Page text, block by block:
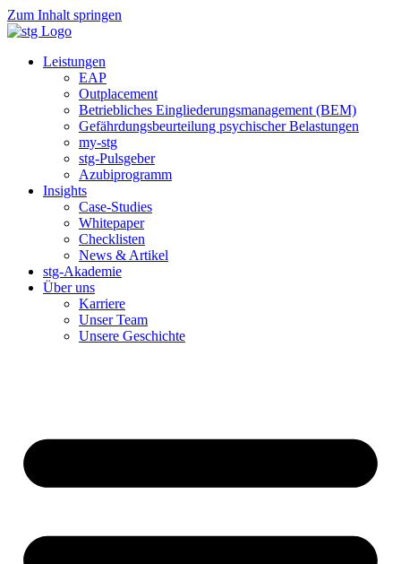
Zum Inhalt springen
Leistungen
EAP
Outplacement
Betriebliches Eingliederungsmanagement (BEM)
Gefährdungsbeurteilung psychischer Belastungen
my-stg
stg-Pulsgeber
Azubiprogramm
Insights
Case-Studies
Whitepaper
Checklisten
News & Artikel
stg-Akademie
Über uns
Karriere
Unser Team
Unsere Geschichte